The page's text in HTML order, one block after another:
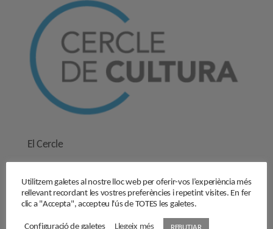
El Cercle
Objectius
Junta directiva
Utilitzem galetes al nostre lloc web per oferir-vos l’experiència més
rellevant recordant les vostres preferències i repetint visites. En fer
clic a "Accepta", accepteu l'ús de TOTES les galetes.
Configuració de galetes Llegeix més REBUTJAR